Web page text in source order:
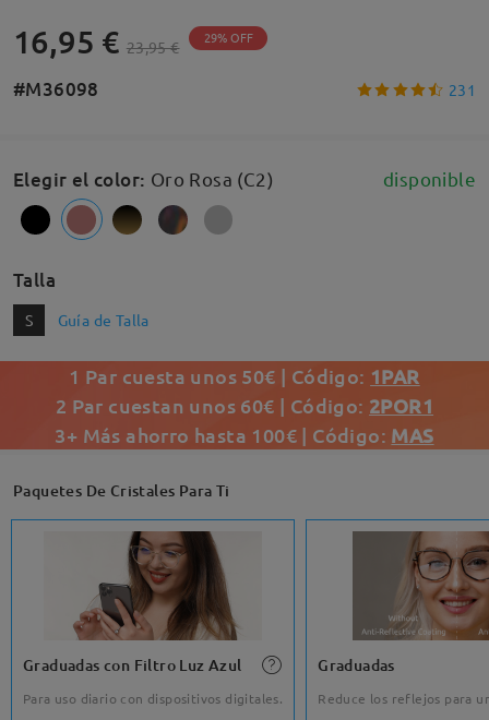
16,95 € 23,95 € 29% OFF
#M36098 231
Elegir el color: Oro Rosa (C2) disponible
Talla
S Guía de Talla
1 Par cuesta unos 50€ | Código: 1PAR
2 Par cuestan unos 60€ | Código: 2POR1
3+ Más ahorro hasta 100€ | Código: MAS
Paquetes De Cristales Para Ti
Graduadas con Filtro Luz Azul
Para uso diario con dispositivos digitales.
Graduadas
Reduce los reflejos para